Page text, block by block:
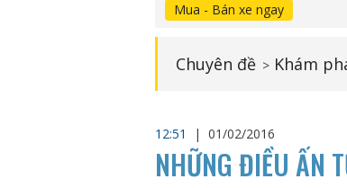
Mua - Bán xe ngay
Chuyên đề > Khám
12:51
| 01/02/2016
NHỮNG ĐIỀU ẤN